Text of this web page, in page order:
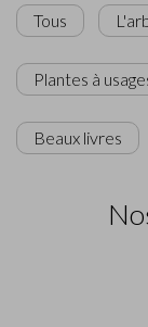
Tous
Plantes à
Beaux livres